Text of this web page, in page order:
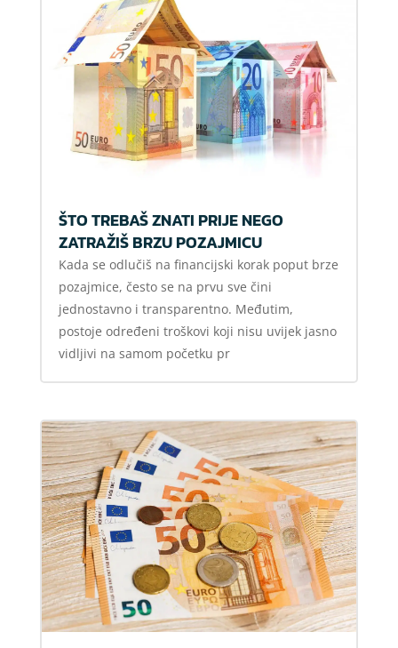
ŠTO TREBAŠ ZNATI PRIJE NEGO
ZATRAŽIŠ BRZU POZAJMICU
Kada se odlučiš na financijski korak poput brze
pozajmice, često se na prvu sve čini
jednostavno i transparentno. Međutim,
postoje određeni troškovi koji nisu uvijek jasno
vidljivi na samom početku pr